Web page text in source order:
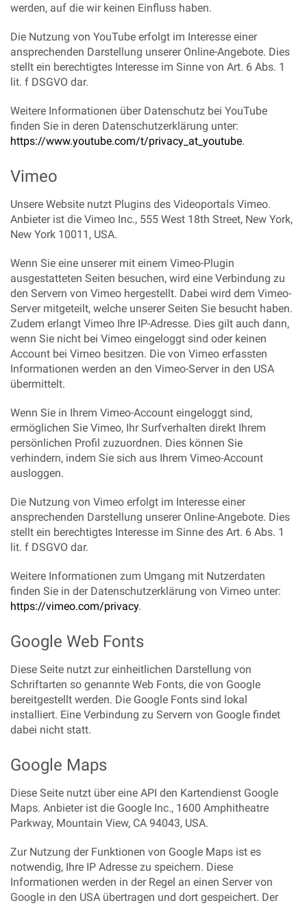
werden, auf die wir keinen Einfluss haben.
Die Nutzung von YouTube erfolgt im Interesse einer
ansprechenden Darstellung unserer Online-Angebote. Dies
stellt ein berechtigtes Interesse im Sinne von Art. 6 Abs. 1
lit. f DSGVO dar.
Weitere Informationen über Datenschutz bei YouTube
finden Sie in deren Datenschutzerklärung unter:
https://www.youtube.com/t/privacy_at_youtube.
Vimeo
Unsere Website nutzt Plugins des Videoportals Vimeo.
Anbieter ist die Vimeo Inc., 555 West 18th Street, New York,
New York 10011, USA.
Wenn Sie eine unserer mit einem Vimeo-Plugin
ausgestatteten Seiten besuchen, wird eine Verbindung zu
den Servern von Vimeo hergestellt. Dabei wird dem Vimeo-
Server mitgeteilt, welche unserer Seiten Sie besucht haben.
Zudem erlangt Vimeo Ihre IP-Adresse. Dies gilt auch dann,
wenn Sie nicht bei Vimeo eingeloggt sind oder keinen
Account bei Vimeo besitzen. Die von Vimeo erfassten
Informationen werden an den Vimeo-Server in den USA
übermittelt.
Wenn Sie in Ihrem Vimeo-Account eingeloggt sind,
ermöglichen Sie Vimeo, Ihr Surfverhalten direkt Ihrem
persönlichen Profil zuzuordnen. Dies können Sie
verhindern, indem Sie sich aus Ihrem Vimeo-Account
ausloggen.
Die Nutzung von Vimeo erfolgt im Interesse einer
ansprechenden Darstellung unserer Online-Angebote. Dies
stellt ein berechtigtes Interesse im Sinne des Art. 6 Abs. 1
lit. f DSGVO dar.
Weitere Informationen zum Umgang mit Nutzerdaten
finden Sie in der Datenschutzerklärung von Vimeo unter:
https://vimeo.com/privacy.
Google Web Fonts
Diese Seite nutzt zur einheitlichen Darstellung von
Schriftarten so genannte Web Fonts, die von Google
bereitgestellt werden. Die Google Fonts sind lokal
installiert. Eine Verbindung zu Servern von Google findet
dabei nicht statt.
Google Maps
Diese Seite nutzt über eine API den Kartendienst Google
Maps. Anbieter ist die Google Inc., 1600 Amphitheatre
Parkway, Mountain View, CA 94043, USA.
Zur Nutzung der Funktionen von Google Maps ist es
notwendig, Ihre IP Adresse zu speichern. Diese
Informationen werden in der Regel an einen Server von
Google in den USA übertragen und dort gespeichert. Der